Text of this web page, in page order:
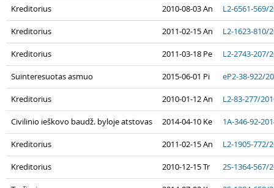
Kreditorius 2010-08-03 An L2-6561-569/
Kreditorius 2011-02-15 An L2-1623-810/
Kreditorius 2011-03-18 Pe L2-2743-207/
Suinteresuotas asmuo 2015-06-01 Pi eP2-38-922/
Kreditorius 2010-01-12 An L2-83-277/
Civilinio ieškovo baudž. byloje atstovas 2014-04-10 Ke 1A-346-92-
Kreditorius 2011-02-15 An L2-1905-772/
Kreditorius 2010-12-15 Tr 2S-1364-567/